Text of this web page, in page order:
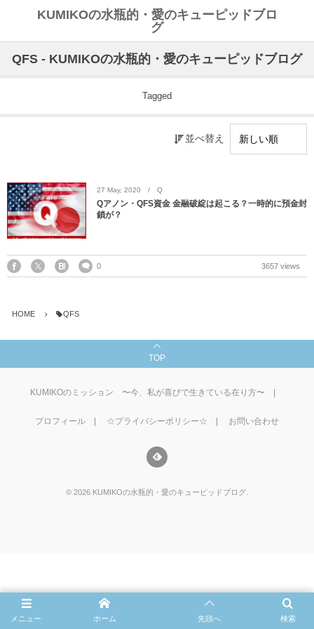
KUMIKOの水瓶的・愛のキューピッドブロ
グ
QFS - KUMIKOの水瓶的・愛のキューピッドブログ
Tagged
並べ替え
27 May, 2020 Q
Qアノン・QFS資金 金融破綻は起こる？一時的に預金封
鎖が？
0 3657 views
HOME QFS
TOP
KUMIKOのミッション 〜今、私が喜びで生きている在り方〜
プロフィール ☆プライバシーポリシー☆ お問い合わせ
© 2026 KUMIKOの水瓶的・愛のキューピッドブログ
メニュー 検索
ホーム 先頭へ